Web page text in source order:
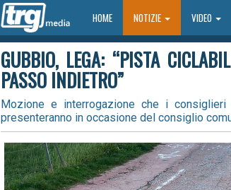
HOMEHOME NOTIZIE VIDEO
GUBBIO, LEGA: “PISTA
PASSO INDIETRO”
Mozione e interrogazione che i
presenteranno in occasione del consiglio